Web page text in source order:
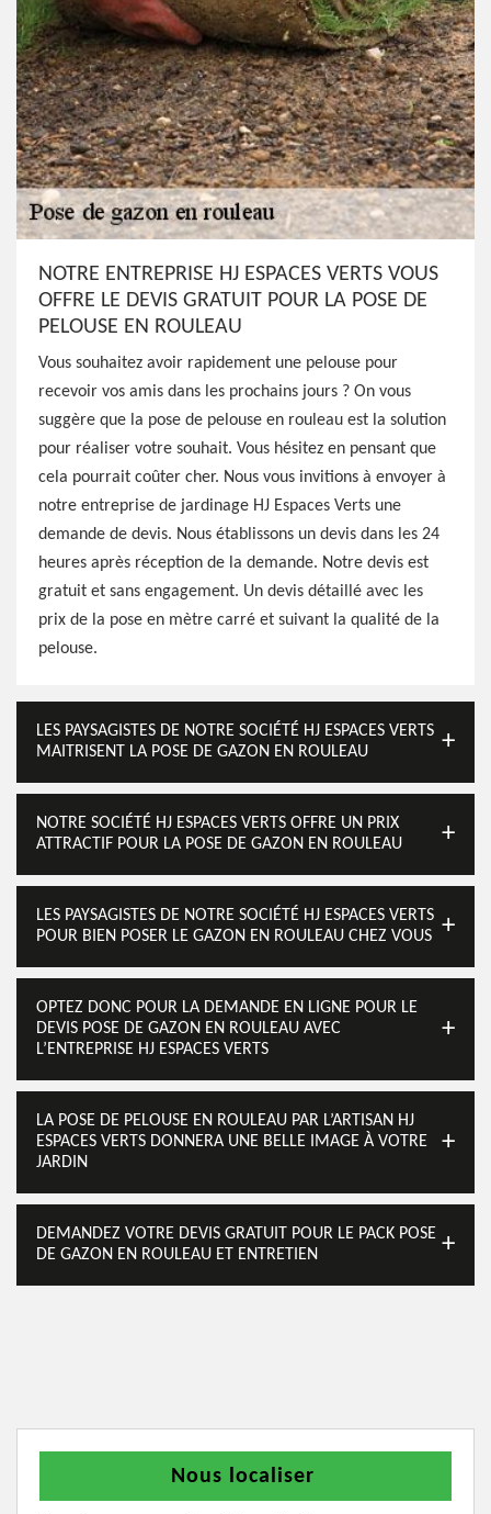
NOTRE ENTREPRISE HJ ESPACES VERTS VOUS
OFFRE LE DEVIS GRATUIT POUR LA POSE DE
PELOUSE EN ROULEAU
Vous souhaitez avoir rapidement une pelouse pour
recevoir vos amis dans les prochains jours ? On vous
suggère que la pose de pelouse en rouleau est la solution
pour réaliser votre souhait. Vous hésitez en pensant que
cela pourrait coûter cher. Nous vous invitions à envoyer à
notre entreprise de jardinage HJ Espaces Verts une
demande de devis. Nous établissons un devis dans les 24
heures après réception de la demande. Notre devis est
gratuit et sans engagement. Un devis détaillé avec les
prix de la pose en mètre carré et suivant la qualité de la
pelouse.
LES PAYSAGISTES DE NOTRE SOCIÉTÉ HJ ESPACES VERTS
MAITRISENT LA POSE DE GAZON EN ROULEAU
NOTRE SOCIÉTÉ HJ ESPACES VERTS OFFRE UN PRIX
ATTRACTIF POUR LA POSE DE GAZON EN ROULEAU
LES PAYSAGISTES DE NOTRE SOCIÉTÉ HJ ESPACES VERTS
POUR BIEN POSER LE GAZON EN ROULEAU CHEZ VOUS
OPTEZ DONC POUR LA DEMANDE EN LIGNE POUR LE
DEVIS POSE DE GAZON EN ROULEAU AVEC
L’ENTREPRISE HJ ESPACES VERTS
LA POSE DE PELOUSE EN ROULEAU PAR L’ARTISAN HJ
ESPACES VERTS DONNERA UNE BELLE IMAGE À VOTRE
JARDIN
DEMANDEZ VOTRE DEVIS GRATUIT POUR LE PACK POSE
DE GAZON EN ROULEAU ET ENTRETIEN
Nous localiser